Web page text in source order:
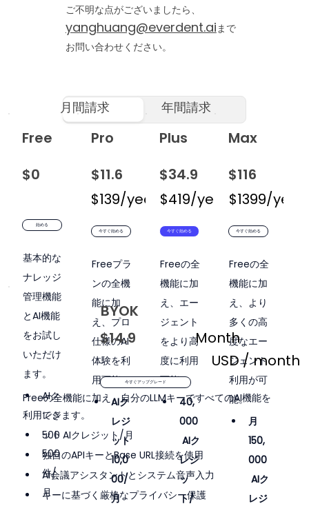
ご不明な点がございましたら、
yanghuang@everdent.aiまで
お問い合わせください。
月間請求 年間請求
Free
$0
USD / month
始める
基本的な
ナレッジ
管理機能
とAI機能
をお試し
いただけ
ます。
AIク
レジ
ット
500
件/
月
Pro
$11.6
USD / month
$139/year
$199/year
今すぐ始める
Freeプラ
ンの全機
能に加
え、プロ
仕様のAI
体験を利
用可能。
AIク
レジ
ット
10,0
00/
月
Plus
$34.9
USD /
$419/year
今すぐ始める
Freeの全
機能に加
え、エー
ジェント
をより高
度に利用
可能。
40,
000
AIク
レジ
ッ
ト/
Max
$116
$1399/year
今すぐ始める
Freeの全
機能に加
え、より
多くの高
度なエー
ジェント
利用が可
能。
月
150,
000
AIク
レジ
BYOK
$14.9
Month
USD / month
今すぐアップグレード
Freeの全機能に加え、自分のLLMキーですべてのAI機能を
利用できます。
500 AIクレジット/月
独自のAPIキーとBase URL接続を使用
AI会議アシスタントとシステム音声入力
キーに基づく厳格なプライバシー保護